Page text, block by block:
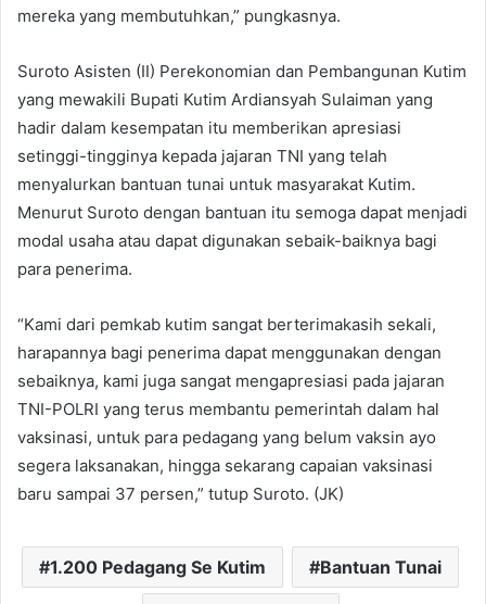
mereka yang membutuhkan,” pungkasnya.
Suroto Asisten (II) Perekonomian dan Pembangunan Kutim
yang mewakili Bupati Kutim Ardiansyah Sulaiman yang
hadir dalam kesempatan itu memberikan apresiasi
setinggi-tingginya kepada jajaran TNI yang telah
menyalurkan bantuan tunai untuk masyarakat Kutim.
Menurut Suroto dengan bantuan itu semoga dapat menjadi
modal usaha atau dapat digunakan sebaik-baiknya bagi
para penerima.
“Kami dari pemkab kutim sangat berterimakasih sekali,
harapannya bagi penerima dapat menggunakan dengan
sebaiknya, kami juga sangat mengapresiasi pada jajaran
TNI-POLRI yang terus membantu pemerintah dalam hal
vaksinasi, untuk para pedagang yang belum vaksin ayo
segera laksanakan, hingga sekarang capaian vaksinasi
baru sampai 37 persen,” tutup Suroto. (JK)
1.200 Pedagang Se Kutim Bantuan Tunai